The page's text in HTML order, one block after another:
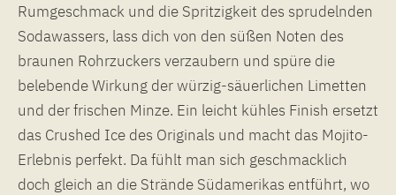
Rumgeschmack und die Spritzigkeit des sprudelnden
Sodawassers, lass dich von den süßen Noten des
braunen Rohrzuckers verzaubern und spüre die
belebende Wirkung der würzig-säuerlichen Limetten
und der frischen Minze. Ein leicht kühles Finish ersetzt
das Crushed Ice des Originals und macht das Mojito-
Erlebnis perfekt. Da fühlt man sich geschmacklich
doch gleich an die Strände Südamerikas entführt, wo